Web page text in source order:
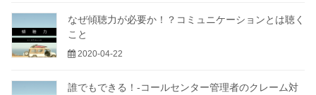
なぜ傾聴力が必要か！？コミュニケーションとは聴く
こと
2020-04-22
誰でもできる！-コールセンター管理者のクレーム対